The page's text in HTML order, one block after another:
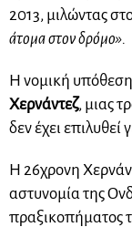
2013, μιλώντας
άτομα στον δρόμο».
Η νομική
Χερνάντεζ, μιας
δεν έχει επιλυθεί
Η 26χρονη
αστυνομία της
πραξικοπήματος